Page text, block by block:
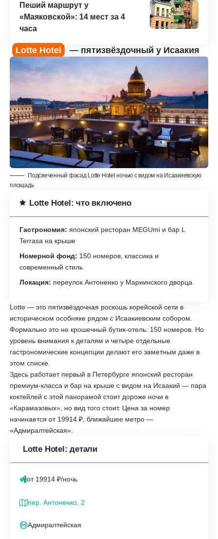
Пеший маршрут у
«Маяковской»: 14 мест за 4
часа
Lotte Hotel — пятизвёздочный у Исаакия
Подсвеченный фасад Lotte Hotel ночью с видом на Исаакиевскую
площадь
Lotte Hotel: что включено
Гастрономия: японский ресторан MEGUmi и бар L
Terrasa на крыше
Номерной фонд: 150 номеров, классика и
современный стиль
Локация: переулок Антоненко у Мариинского дворца
Lotte — это пятизвёздочная роскошь корейской сети в
историческом особняке рядом с Исаакиевским собором.
Формально это не крошечный бутик-отель: 150 номеров. Но
уровень внимания к деталям и четыре отдельные
гастрономические концепции делают его заметным даже в
этом списке.
Здесь работает первый в Петербурге японский ресторан
премиум-класса и бар на крыше с видом на Исаакий — пара
коктейлей с этой панорамой стоит дороже ночи в
«Карамазовых», но вид того стоит. Цена за номер
начинается от 19914 ₽, ближайшее метро —
«Адмиралтейская».
Lotte Hotel: детали
от 19914 ₽/ночь
пер. Антоненко, 2
Адмиралтейская